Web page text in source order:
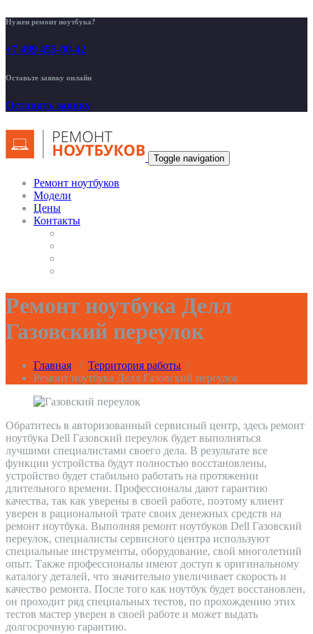
Нужен ремонт ноутбука?
+7 499 455-00-42
Оставьте заявку онлайн
Оставить заявку
Toggle navigation
Ремонт ноутбуков
Модели
Цены
Контакты
Ремонт ноутбука Делл
Газовский переулок
Главная / Территория работы /
Ремонт ноутбука Делл Газовский переулок
Обратитесь в авторизованный сервисный центр, здесь ремонт
ноутбука Dell Газовский переулок будет выполняться
лучшими специалистами своего дела. В результате все
функции устройства будут полностью восстановлены,
устройство будет стабильно работать на протяжении
длительного времени. Профессионалы дают гарантию
качества, так как уверены в своей работе, поэтому клиент
уверен в рациональной трате своих денежных средств на
ремонт ноутбука. Выполняя ремонт ноутбуков Dell Газовский
переулок, специалисты сервисного центра используют
специальные инструменты, оборудование, свой многолетний
опыт. Также профессионалы имеют доступ к оригинальному
каталогу деталей, что значительно увеличивает скорость и
качество ремонта. После того как ноутбук будет восстановлен,
он проходит ряд специальных тестов, по прохождению этих
тестов мастер уверен в своей работе и может выдать
долгосрочную гарантию.